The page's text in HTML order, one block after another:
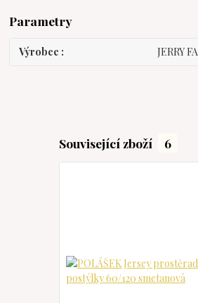
Parametry
Výrobce JERRY
Související zboží 6